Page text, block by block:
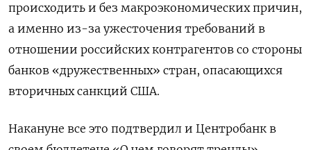
происходить и без макроэкономических причин,
а именно из-за ужесточения требований в
отношении российских контрагентов со стороны
банков «дружественных» стран, опасающихся
вторичных санкций США.
Накануне все это подтвердил и Центробанк в